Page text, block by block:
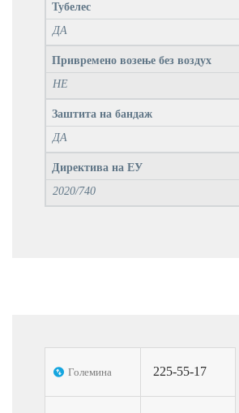
Тубелес
ДА
Привремено возење без воздух
НЕ
Заштита на бандаж
ДА
Директива на ЕУ
2020/740
Големина 225-55-17